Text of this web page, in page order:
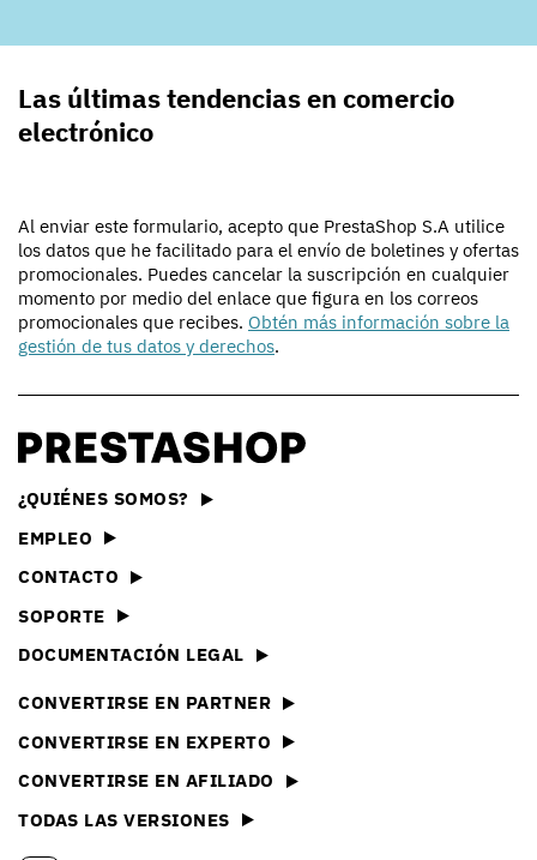
Las últimas tendencias en comercio
electrónico
Al enviar este formulario, acepto que PrestaShop S.A utilice
los datos que he facilitado para el envío de boletines y ofertas
promocionales. Puedes cancelar la suscripción en cualquier
momento por medio del enlace que figura en los correos
promocionales que recibes. Obtén más información sobre la
gestión de tus datos y derechos.
¿QUIÉNES SOMOS?
EMPLEO
CONTACTO
SOPORTE
DOCUMENTACIÓN LEGAL
CONVERTIRSE EN PARTNER
CONVERTIRSE EN EXPERTO
CONVERTIRSE EN AFILIADO
TODAS LAS VERSIONES